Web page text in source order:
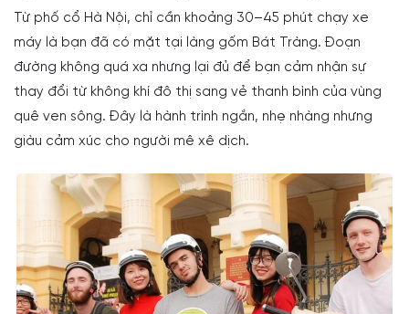
Từ phố cổ Hà Nội, chỉ cần khoảng 30–45 phút chạy xe
máy là bạn đã có mặt tại làng gốm Bát Tràng. Đoạn
đường không quá xa nhưng lại đủ để bạn cảm nhận sự
thay đổi từ không khí đô thị sang vẻ thanh bình của vùng
quê ven sông. Đây là hành trình ngắn, nhẹ nhàng nhưng
giàu cảm xúc cho người mê xê dịch.